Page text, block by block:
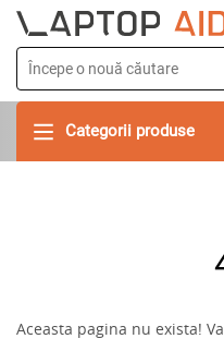
Categorii produse
Aceasta pagina nu exista!